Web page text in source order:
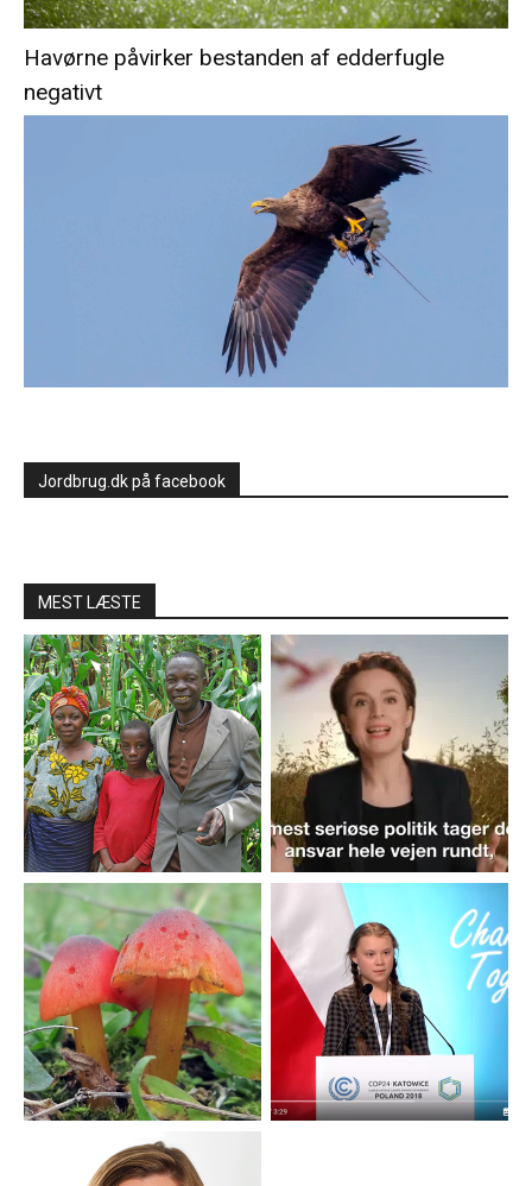
Havørne påvirker bestanden af edderfugle
negativt
Jordbrug.dk på facebook
MEST LÆSTE